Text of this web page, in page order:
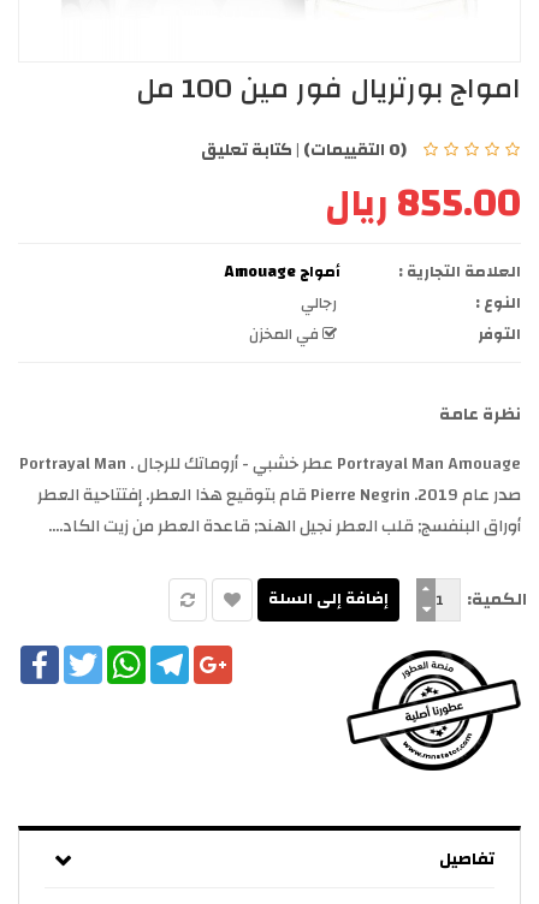
امواج بورتريال فور مين 100 مل
(0 التقييمات) |كتابة تعليق
855.00 ريال
العلامة التجارية :
أمواج Amouage
النوع :
رجالي
التوفر
في المخزن
نظرة عامة
Portrayal Man Amouage عطر خشبي - أروماتك للرجال . Portrayal Man
صدر عام 2019. Pierre Negrin قام بتوقيع هذا العطر. إفتتاحية العطر
أوراق البنفسج; قلب العطر نجيل الهند; قاعدة العطر من زيت الكاد....
الكمية:
Twitter
WhatsAppTelegramGoogle+
تفاصيل